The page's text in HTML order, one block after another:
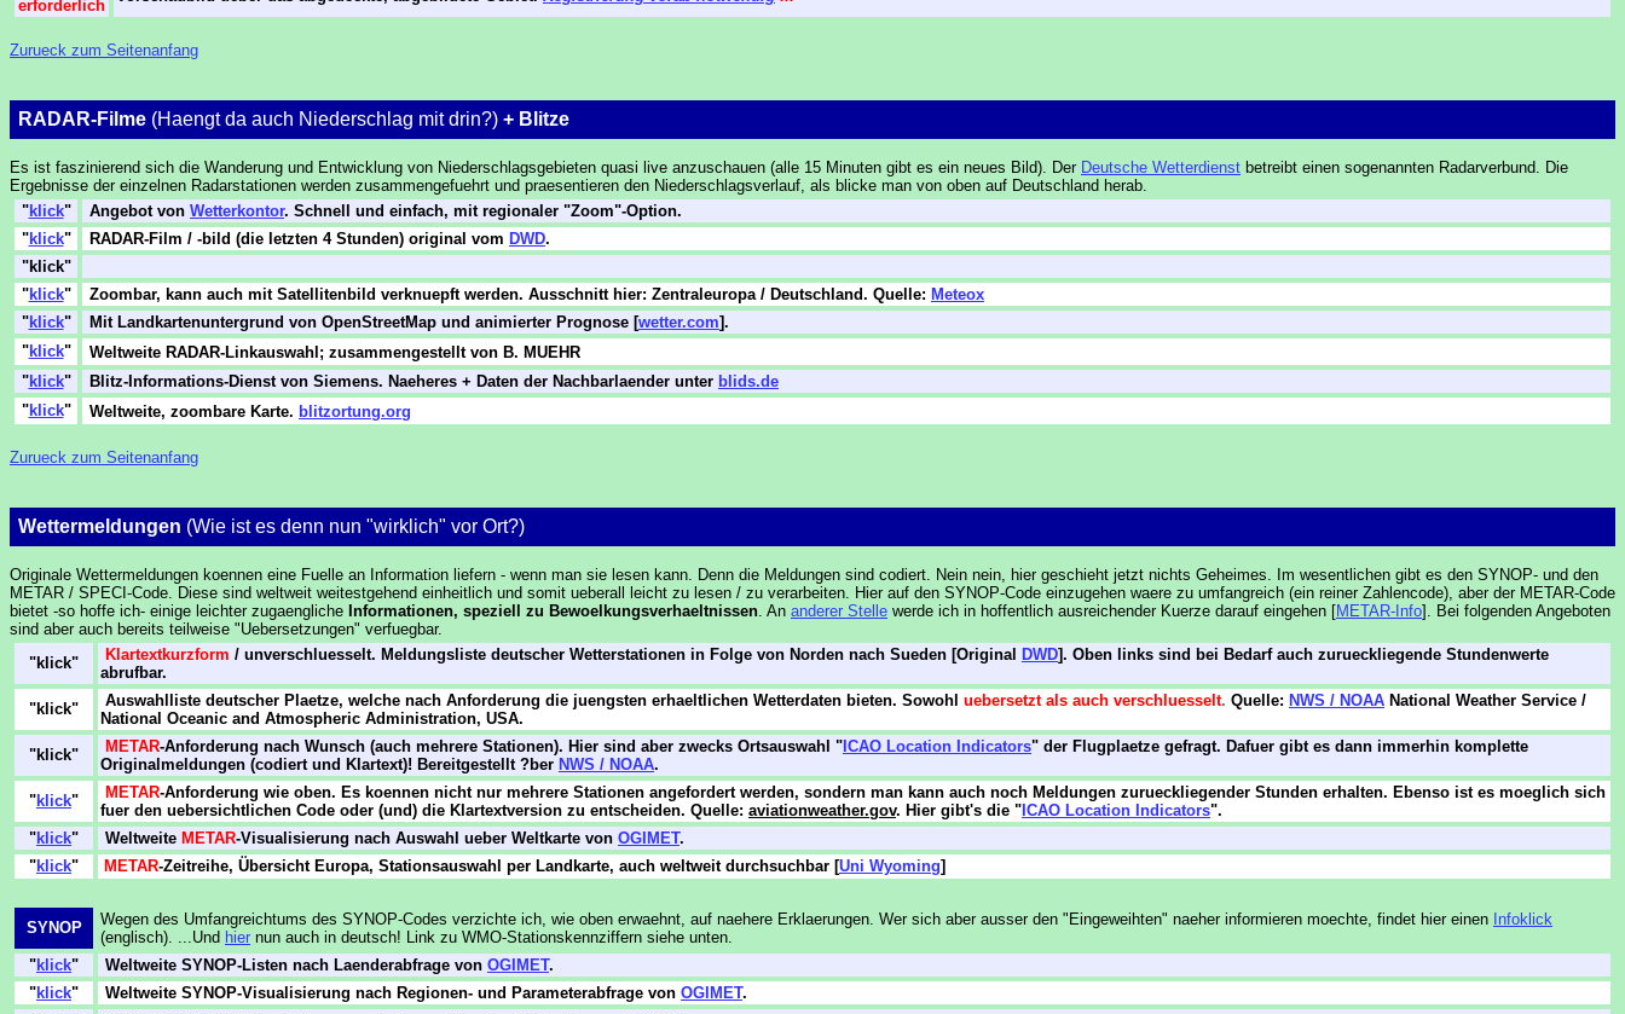
erforderlich
Zurueck zum Seitenanfang
RADAR-Filme (Haengt da auch Niederschlag mit drin?) + Blitze
Es ist faszinierend sich die Wanderung und Entwicklung von Niederschlagsgebieten quasi live anzuschauen (alle 15 Minuten gibt es ein neues Bild). Der Deutsche Wetterdienst betreibt einen sogenannten Radarverbund. Die
Ergebnisse der einzelnen Radarstationen werden zusammengefuehrt und praesentieren den Niederschlagsverlauf, als blicke man von oben auf Deutschland herab.
"klick" Angebot von Wetterkontor. Schnell und einfach, mit regionaler "Zoom"-Option.
"klick" RADAR-Film / -bild (die letzten 4 Stunden) original vom DWD.
"klick"
"klick" Zoombar, kann auch mit Satellitenbild verknuepft werden. Ausschnitt hier: Zentraleuropa / Deutschland. Quelle: Meteox
"klick" Mit Landkartenuntergrund von OpenStreetMap und animierter Prognose [wetter.com].
"klick"
Weltweite RADAR-Linkauswahl; zusammengestellt von B. MUEHR
"klick" Blitz-Informations-Dienst von Siemens. Naeheres + Daten der Nachbarlaender unter blids.de
"klick" Weltweite, zoombare Karte. blitzortung.org
Zurueck zum Seitenanfang
Wettermeldungen (Wie ist es denn nun "wirklich" vor Ort?)
Originale Wettermeldungen koennen eine Fuelle an Information liefern - wenn man sie lesen kann. Denn die Meldungen sind codiert. Nein nein, hier geschieht jetzt nichts Geheimes. Im wesentlichen gibt es den SYNOP- und den
METAR / SPECI-Code. Diese sind weltweit weitestgehend einheitlich und somit ueberall leicht zu lesen / zu verarbeiten. Hier auf den SYNOP-Code einzugehen waere zu umfangreich (ein reiner Zahlencode), aber der METAR-Code
bietet -so hoffe ich- einige leichter zugaengliche Informationen, speziell zu Bewoelkungsverhaeltnissen. An anderer Stelle werde ich in hoffentlich ausreichender Kuerze darauf eingehen [METAR-Info]. Bei folgenden Angeboten
sind aber auch bereits teilweise "Uebersetzungen" verfuegbar.
"klick"
Klartextkurzform / unverschluesselt. Meldungsliste deutscher Wetterstationen in Folge von Norden nach Sueden [Original DWD]. Oben links sind bei Bedarf auch zurueckliegende Stundenwerte
abrufbar.
"klick"
Auswahlliste deutscher Plaetze, welche nach Anforderung die juengsten erhaeltlichen Wetterdaten bieten. Sowohl uebersetzt als auch verschluesselt. Quelle: NWS / NOAA National Weather Service /
National Oceanic and Atmospheric Administration, USA.
"klick"
METAR-Anforderung nach Wunsch (auch mehrere Stationen). Hier sind aber zwecks Ortsauswahl " ICAO Location Indicators" der Flugplaetze gefragt. Dafuer gibt es dann immerhin komplette
Originalmeldungen (codiert und Klartext)! Bereitgestellt ?ber NWS / NOAA.
"klick" METAR-Anforderung wie oben. Es koennen nicht nur mehrere Stationen angefordert werden, sondern man kann auch noch Meldungen zurueckliegender Stunden erhalten. Ebenso ist es moeglich sich
fuer den uebersichtlichen Code oder (und) die Klartextversion zu entscheiden. Quelle: aviationweather.gov. Hier gibt's die " ICAO Location Indicators".
"klick" Weltweite METAR-Visualisierung nach Auswahl ueber Weltkarte von OGIMET.
"klick" METAR-Zeitreihe, Übersicht Europa, Stationsauswahl per Landkarte, auch weltweit durchsuchbar [Uni Wyoming]
SYNOP Wegen des Umfangreichtums des SYNOP-Codes verzichte ich, wie oben erwaehnt, auf naehere Erklaerungen. Wer sich aber ausser den "Eingeweihten" naeher informieren moechte, findet hier einen Infoklick
(englisch). ...Und hier nun auch in deutsch! Link zu WMO-Stationskennziffern siehe unten.
"klick" Weltweite SYNOP-Listen nach Laenderabfrage von OGIMET.
"klick" Weltweite SYNOP-Visualisierung nach Regionen- und Parameterabfrage von OGIMET.